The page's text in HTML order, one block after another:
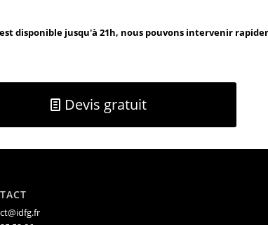
disponible jusqu'à 21h, nous pouvons intervenir
Devis gratuit